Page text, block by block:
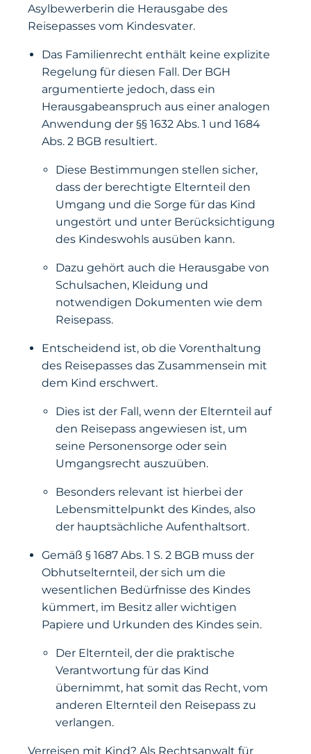
Asylbewerberin die Herausgabe des
Reisepasses vom Kindesvater.
Das Familienrecht enthält keine explizite
Regelung für diesen Fall. Der BGH
argumentierte jedoch, dass ein
Herausgabeanspruch aus einer analogen
Anwendung der §§ 1632 Abs. 1 und 1684
Abs. 2 BGB resultiert.
Diese Bestimmungen stellen sicher,
dass der berechtigte Elternteil den
Umgang und die Sorge für das Kind
ungestört und unter Berücksichtigung
des Kindeswohls ausüben kann.
Dazu gehört auch die Herausgabe von
Schulsachen, Kleidung und
notwendigen Dokumenten wie dem
Reisepass.
Entscheidend ist, ob die Vorenthaltung
des Reisepasses das Zusammensein mit
dem Kind erschwert.
Dies ist der Fall, wenn der Elternteil auf
den Reisepass angewiesen ist, um
seine Personensorge oder sein
Umgangsrecht auszuüben.
Besonders relevant ist hierbei der
Lebensmittelpunkt des Kindes, also
der hauptsächliche Aufenthaltsort.
Gemäß § 1687 Abs. 1 S. 2 BGB muss der
Obhutselternteil, der sich um die
wesentlichen Bedürfnisse des Kindes
kümmert, im Besitz aller wichtigen
Papiere und Urkunden des Kindes sein.
Der Elternteil, der die praktische
Verantwortung für das Kind
übernimmt, hat somit das Recht, vom
anderen Elternteil den Reisepass zu
verlangen.
Verreisen mit Kind? Als Rechtsanwalt für